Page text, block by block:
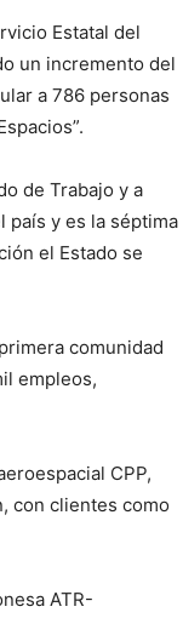
Estatal del
un incremento del
a 786 personas
de Trabajo y a
país y es la séptima
el Estado se
comunidad
empleos,
CPP,
con clientes como
ATR-